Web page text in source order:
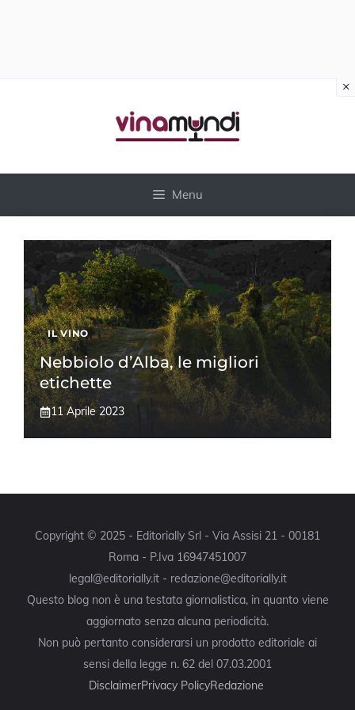
Menu
IL VINO
Nebbiolo d’Alba, le migliori
etichette
11 Aprile 2023
Copyright © 2025 - Editorially Srl - Via Assisi 21 - 00181
Roma - P.Iva 16947451007
legal@editorially.it - redazione@editorially.it
Questo blog non è una testata giornalistica, in quanto viene
aggiornato senza alcuna periodicità.
Non può pertanto considerarsi un prodotto editoriale ai
sensi della legge n. 62 del 07.03.2001
DisclaimerPrivacy PolicyRedazione
×